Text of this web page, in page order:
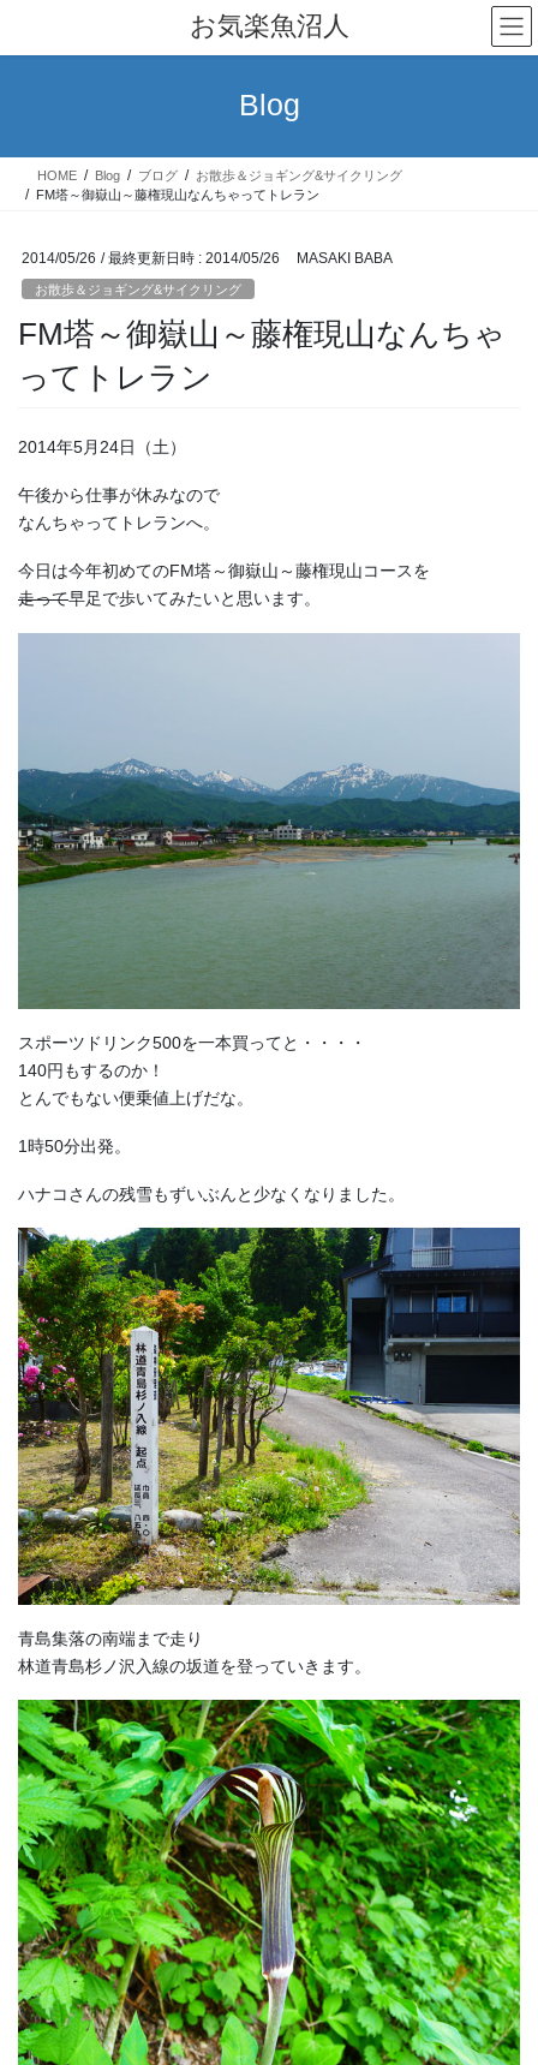
テ
ス
ゲ
ン
お気楽魚沼人
Blog
HOME Blog ブログ
お散歩＆ジョギング&サイクリング
FM塔～御嶽山～藤権現山なんちゃってトレラン
2014/05/26 / 最終更新日時 : 2014/05/26 MASAKI BABA
お散歩＆ジョギング&サイクリング
FM塔～御嶽山～藤権現山なんちゃ
ってトレラン
2014年5月24日（土）
午後から仕事が休みなので
なんちゃってトレランへ。
今日は今年初めてのFM塔～御嶽山～藤権現山コースを
走って早足で歩いてみたいと思います。
スポーツドリンク500を一本買ってと・・・・
140円もするのか！
とんでもない便乗値上げだな。
1時50分出発。
ハナコさんの残雪もずいぶんと少なくなりました。
青島集落の南端まで走り
林道青島杉ノ沢入線の坂道を登っていきます。